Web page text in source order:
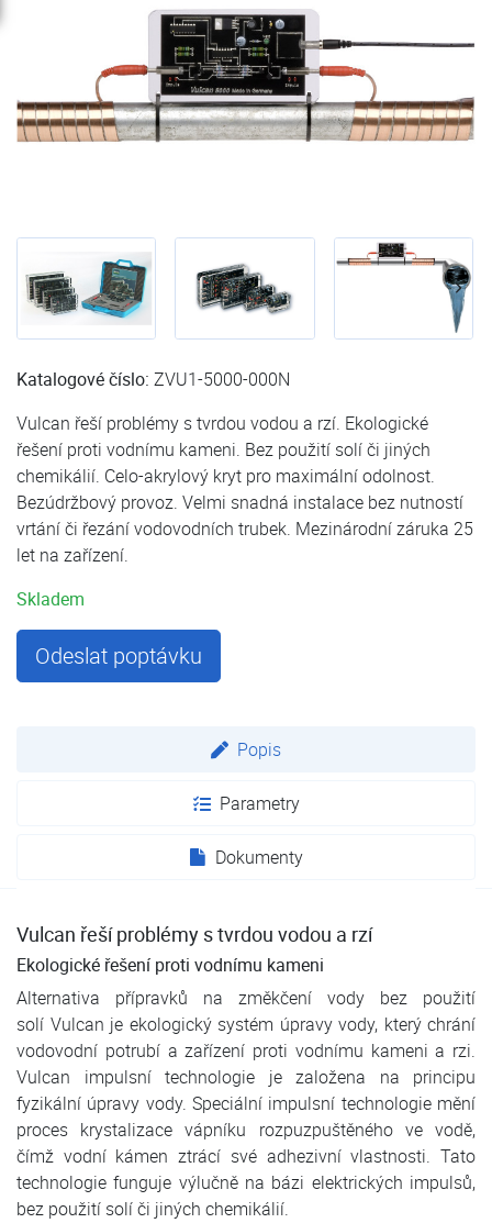
Katalogové číslo: ZVU1-5000-000N
Vulcan řeší problémy s tvrdou vodou a rzí. Ekologické
řešení proti vodnímu kameni. Bez použití solí či jiných
chemikálií. Celo-akrylový kryt pro maximální odolnost.
Bezúdržbový provoz. Velmi snadná instalace bez nutností
vrtání či řezání vodovodních trubek. Mezinárodní záruka 25
let na zařízení.
Skladem
Odeslat poptávku
Popis
Parametry
Dokumenty
Vulcan řeší problémy s tvrdou vodou a rzí
Ekologické řešení proti vodnímu kameni
Alternativa přípravků na změkčení vody bez použití
solí Vulcan je ekologický systém úpravy vody, který chrání
vodovodní potrubí a zařízení proti vodnímu kameni a rzi.
Vulcan impulsní technologie je založena na principu
fyzikální úpravy vody. Speciální impulsní technologie mění
proces krystalizace vápníku rozpuzpuštěného ve vodě,
čímž vodní kámen ztrácí své adhezivní vlastnosti. Tato
technologie funguje výlučně na bázi elektrických impulsů,
bez použití solí či jiných chemikálií.